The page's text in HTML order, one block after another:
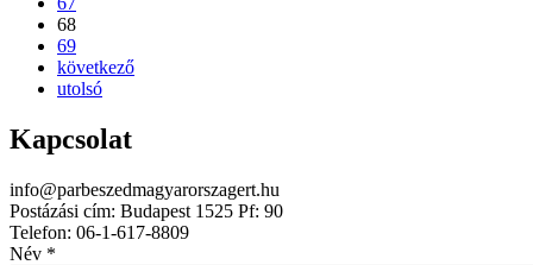
68
69
következő
utolsó
Kapcsolat
info@parbeszedmagyarorszagert.hu
Postázási cím: Budapest 1525 Pf: 90
Telefon: 06-1-617-8809
Név *